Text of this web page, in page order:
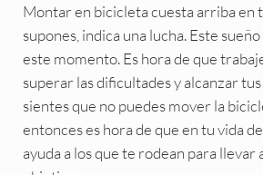
Montar en bicicleta cuesta arriba en
supones, indica una lucha. Este
este momento. Es hora de que
superar las dificultades y alcanzar tus
sientes que no puedes mover la
entonces es hora de que en tu vida
ayuda a los que te rodean para llevar